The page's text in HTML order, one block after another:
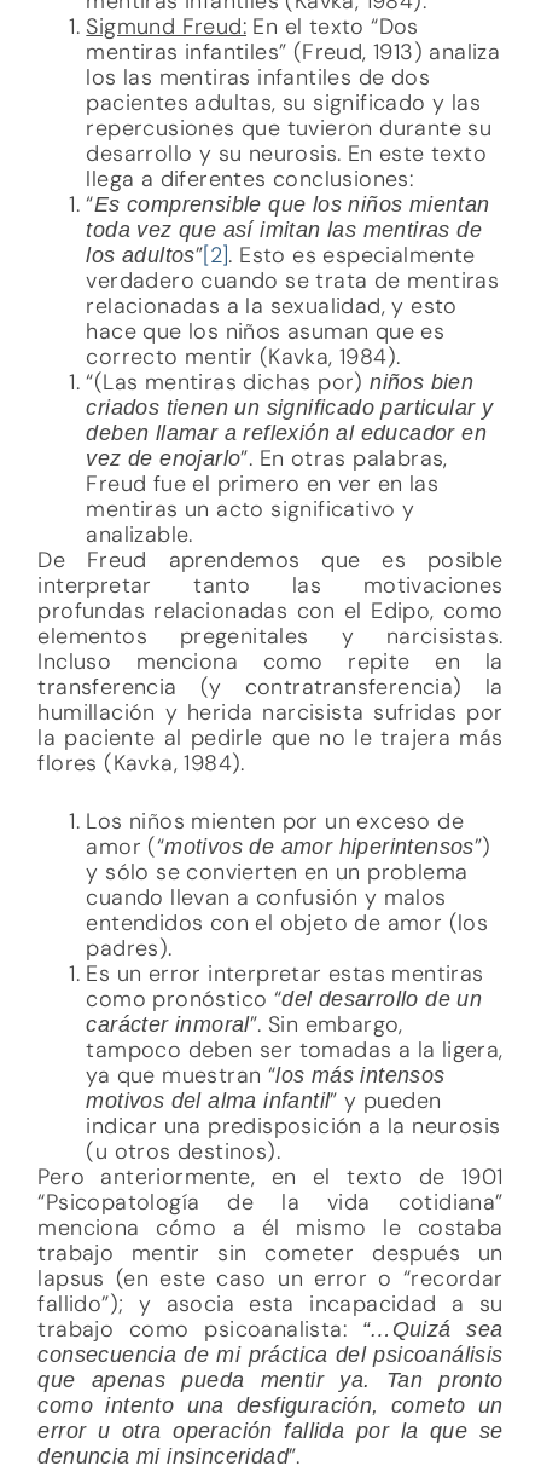
Sigmund Freud:En el texto “Dos
mentiras infantiles” (Freud, 1913) analiza
los las mentiras infantiles de dos
pacientes adultas, su significado y las
repercusiones que tuvieron durante su
desarrollo y su neurosis. En este texto
llega a diferentes conclusiones:
“Es comprensible que los niños mientan
toda vez que así imitan las mentiras de
los adultos”[2]. Esto es especialmente
verdadero cuando se trata de mentiras
relacionadas a la sexualidad, y esto
hace que los niños asuman que es
correcto mentir (Kavka, 1984).
“(Las mentiras dichas por)niños bien
criados tienen un significado particular y
deben llamar a reflexión al educador en
vez de enojarlo”. En otras palabras,
Freud fue el primero en ver en las
mentiras un acto significativo y
analizable.
De Freud aprendemos que es posible
interpretar tanto las motivaciones
profundas relacionadas con el Edipo, como
elementos pregenitales y narcisistas.
Incluso menciona como repite en la
transferencia (y contratransferencia) la
humillación y herida narcisista sufridas por
la paciente al pedirle que no le trajera más
flores (Kavka, 1984).
Los niños mienten por un exceso de
amor (“motivos de amor hiperintensos”)
y sólo se convierten en un problema
cuando llevan a confusión y malos
entendidos con el objeto de amor (los
padres).
Es un error interpretar estas mentiras
como pronóstico “del desarrollo de un
carácter inmoral”. Sin embargo,
tampoco deben ser tomadas a la ligera,
ya que muestran “los más intensos
motivos del alma infantil” y pueden
indicar una predisposición a la neurosis
(u otros destinos).
Pero anteriormente, en el texto de 1901
“Psicopatología de la vida cotidiana”
menciona cómo a él mismo le costaba
trabajo mentir sin cometer después un
lapsus (en este caso un error o “recordar
fallido”); y asocia esta incapacidad a su
trabajo como psicoanalista:
“…Quizá sea
consecuencia de mi práctica del psicoanálisis
que apenas pueda mentir ya. Tan pronto
como intento una desfiguración, cometo un
error u otra operación fallida por la que se
denuncia mi insinceridad”.